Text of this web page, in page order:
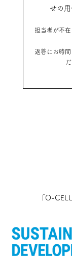
せの
担当者が不
返答にお時
「O-